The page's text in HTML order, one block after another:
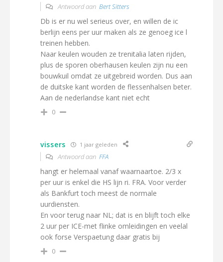
Antwoord aan Bert Sitters
Db is er nu wel serieus over, en willen de ic
berlijn eens per uur maken als ze genoeg ice l
treinen hebben.
Naar keulen wouden ze trenitalia laten rijden,
plus de sporen oberhausen keulen zijn nu een
bouwkuil omdat ze uitgebreid worden. Dus aan
de duitske kant worden de flessenhalsen beter.
Aan de nederlandse kant niet echt
0
vissers 1 jaar geleden
Antwoord aan FFA
hangt er helemaal vanaf waarnaartoe. 2/3 x
per uur is enkel die HS lijn ri. FRA. Voor verder
als Bankfurt toch meest de normale
uurdiensten.
En voor terug naar NL; dat is en blijft toch elke
2 uur per ICE-met flinke omleidingen en veelal
ook forse Verspaetung daar gratis bij
0